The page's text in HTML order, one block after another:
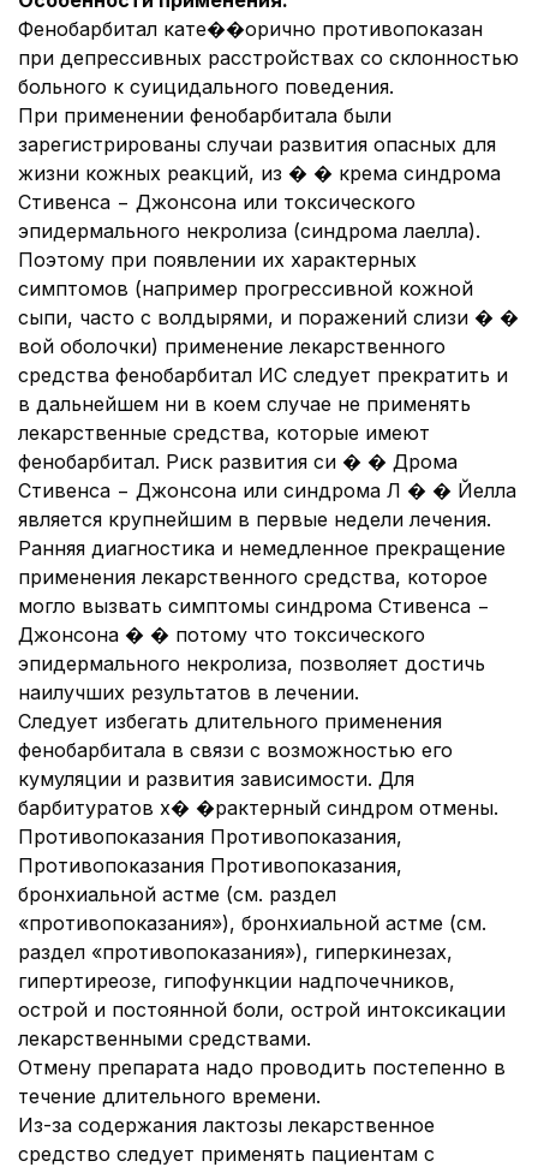
Фенобарбитал кате��орично противопоказан
при депрессивных расстройствах со склонностью
больного к суицидального поведения.
При применении фенобарбитала были
зарегистрированы случаи развития опасных для
жизни кожных реакций, из � � крема синдрома
Стивенса − Джонсона или токсического
эпидермального некролиза (синдрома лаелла).
Поэтому при появлении их характерных
симптомов (например прогрессивной кожной
сыпи, часто с волдырями, и поражений слизи � �
вой оболочки) применение лекарственного
средства фенобарбитал ИС следует прекратить и
в дальнейшем ни в коем случае не применять
лекарственные средства, которые имеют
фенобарбитал. Риск развития си � � Дрома
Стивенса − Джонсона или синдрома Л � � Йелла
является крупнейшим в первые недели лечения.
Ранняя диагностика и немедленное прекращение
применения лекарственного средства, которое
могло вызвать симптомы синдрома Стивенса −
Джонсона � � потому что токсического
эпидермального некролиза, позволяет достичь
наилучших результатов в лечении.
Следует избегать длительного применения
фенобарбитала в связи с возможностью его
кумуляции и развития зависимости. Для
барбитуратов х� �рактерный синдром отмены.
Противопоказания Противопоказания,
Противопоказания Противопоказания,
бронхиальной астме (см. раздел
«противопоказания»), бронхиальной астме (см.
раздел «противопоказания»), гиперкинезах,
гипертиреозе, гипофункции надпочечников,
острой и постоянной боли, острой интоксикации
лекарственными средствами.
Отмену препарата надо проводить постепенно в
течение длительного времени.
Из-за содержания лактозы лекарственное
средство следует применять пациентам с